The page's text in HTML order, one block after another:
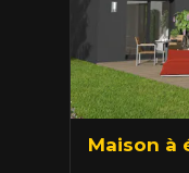
Maison à